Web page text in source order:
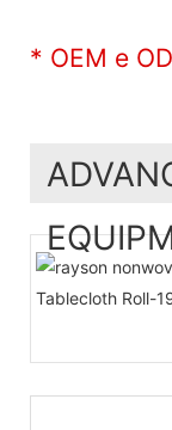
* OEM e